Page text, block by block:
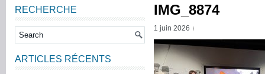
IMG_8874
1 juin 2026
RECHERCHE
ARTICLES RÉCENTS